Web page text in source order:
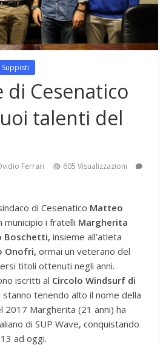
Suppisti
di Cesenatico
talenti del
Ferrari
605 Visualizzazioni
di Cesenatico Matteo
municipio i fratelli Margherita
Boschetti, insieme all’atleta
Onofri, ormai un veterano del
titoli ottenuti negli anni.
iscritti al Circolo Windsurf di
stanno tenendo alto il nome della
2017 Margherita (21 anni) ha
di SUP Wave, conquistando
ad oggi.